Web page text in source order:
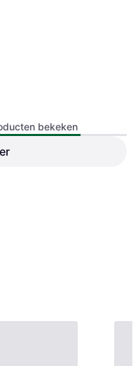
bekeken